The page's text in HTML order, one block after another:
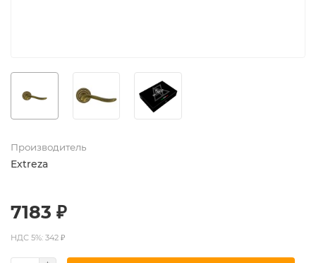
Производитель
Extreza
7183 ₽
НДС 5%: 342 ₽